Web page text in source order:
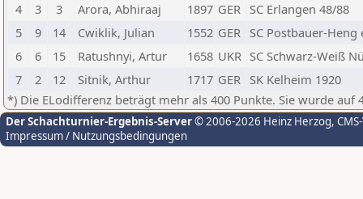
4
3 3 Arora, Abhiraaj 1897 GER SC Erlangen 48/88
5
9 14 Cwiklik, Julian 1552 GER SC Postbauer-Heng
6
6 15 Ratushnyi, Artur 1658 UKR SC Schwarz-Weiß
7
2 12 Sitnik, Arthur 1717 GER SK Kelheim 1920
*) Die ELodifferenz beträgt mehr als 400 Punkte. Sie wurde auf
Der Schachturnier-Ergebnis-Server© 2006-2026 Heinz Herzog,
Impressum / Nutzungsbedingungen